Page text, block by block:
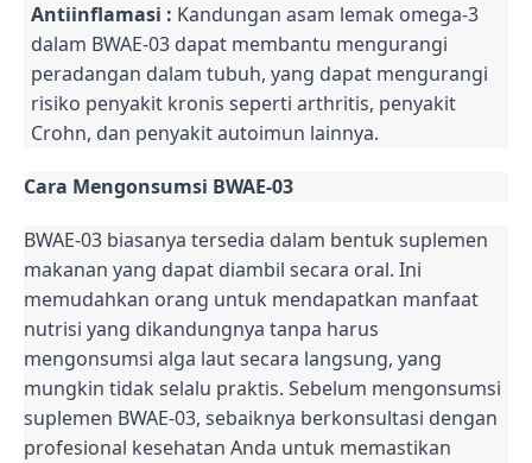
Antiinflamasi : Kandungan asam lemak omega-3
dalam BWAE-03 dapat membantu mengurangi
peradangan dalam tubuh, yang dapat mengurangi
risiko penyakit kronis seperti arthritis, penyakit
Crohn, dan penyakit autoimun lainnya.
Cara Mengonsumsi BWAE-03
BWAE-03 biasanya tersedia dalam bentuk suplemen
makanan yang dapat diambil secara oral. Ini
memudahkan orang untuk mendapatkan manfaat
nutrisi yang dikandungnya tanpa harus
mengonsumsi alga laut secara langsung, yang
mungkin tidak selalu praktis. Sebelum mengonsumsi
suplemen BWAE-03, sebaiknya berkonsultasi dengan
profesional kesehatan Anda untuk memastikan